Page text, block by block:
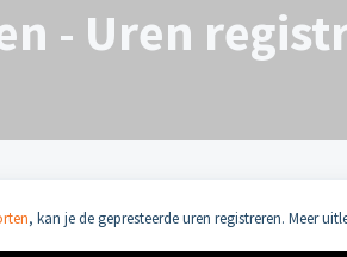
- Uren
, kan je de gepresteerde uren registreren. Meer